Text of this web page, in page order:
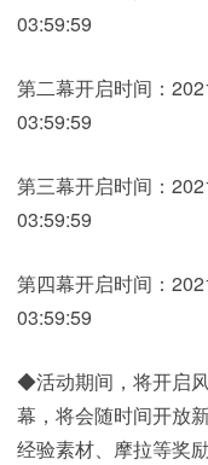
03:59:59
第二幕开启时间：
03:59:59
第三幕开启时间：
03:59:59
第四幕开启时间：
03:59:59
◆活动期间，将开启
幕，将会随时间开放
经验素材、摩拉等奖励